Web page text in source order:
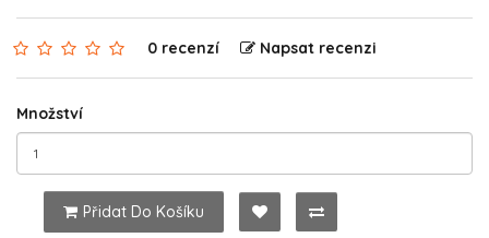
0 recenzí Napsat recenzi
Množství
Přidat Do Košíku